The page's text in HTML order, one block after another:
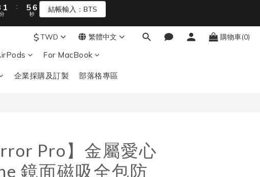
0
3
2
1
3
1
0
$TWD 繁體中文 購物車(0)
For MacBook
企業採購及訂製 部落格專區
Pro】金屬愛心
鏡面磁吸全包防
立即購買